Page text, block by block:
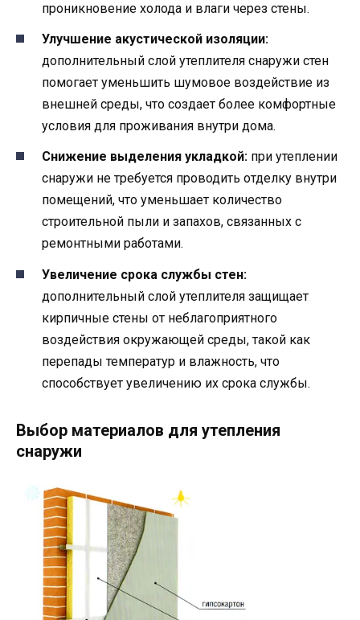
проникновение холода и влаги через стены.
Улучшение акустической изоляции:
дополнительный слой утеплителя снаружи стен
помогает уменьшить шумовое воздействие из
внешней среды, что создает более комфортные
условия для проживания внутри дома.
Снижение выделения укладкой: при утеплении
снаружи не требуется проводить отделку внутри
помещений, что уменьшает количество
строительной пыли и запахов, связанных с
ремонтными работами.
Увеличение срока службы стен:
дополнительный слой утеплителя защищает
кирпичные стены от неблагоприятного
воздействия окружающей среды, такой как
перепады температур и влажность, что
способствует увеличению их срока службы.
Выбор материалов для утепления
снаружи